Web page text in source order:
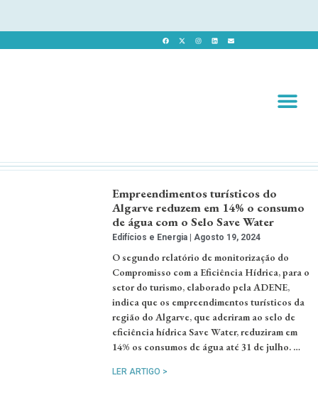
Empreendimentos turísticos do
Algarve reduzem em 14% o consumo
de água com o Selo Save Water
Edifícios e Energia Agosto 19, 2024
O segundo relatório de monitorização do
Compromisso com a Eficiência Hídrica, para o
setor do turismo, elaborado pela ADENE,
indica que os empreendimentos turísticos da
região do Algarve, que aderiram ao selo de
eficiência hídrica Save Water, reduziram em
14% os consumos de água até 31 de julho. …
LER ARTIGO >